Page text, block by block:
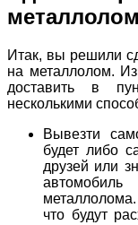
металлолом
Итак, вы решили
на металлолом.
доставить в
несколькими
Вывезти
будет либо
друзей или
что будут